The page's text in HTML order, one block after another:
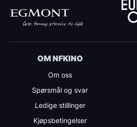
OM NFKINO
Om oss
Spørsmål og svar
Ledige stillinger
Kjøpsbetingelser